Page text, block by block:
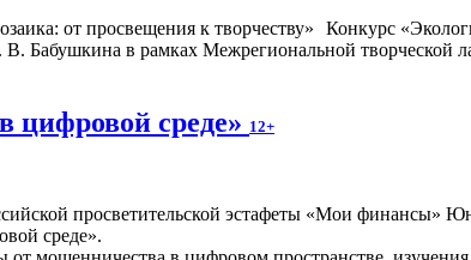
Конкурс
Бабушкина в рамках Межрегиональной творческой
цифровой среде» 12+
просветительской эстафеты «Мои финансы»
среде».